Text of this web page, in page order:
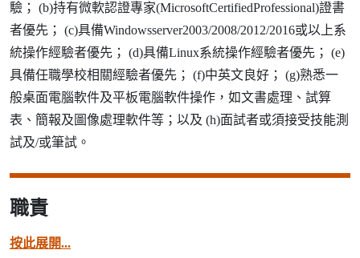
驗； (b)持有微軟認證專家(MicrosoftCertifiedProfessional)證書
者優先； (c)具備Windowsserver2003/2008/2012/2016或以上系
統操作經驗者優先； (d)具備Linux系統操作經驗者優先； (e)
具備任職學校相關經驗者優先； (f)中英文良好； (g)熟悉一
般桌面電腦軟件及平板電腦軟件操作，如文書處理、試算
表、簡報及圖像處理軟件等；以及 (h)面試者或須接受技能測
試及/或筆試。
職責
按此展開...